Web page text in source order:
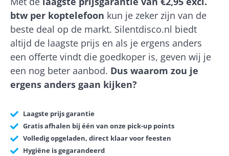
btw per koptelefoon kun je zeker zijn van de
beste deal op de markt. Silentdisco.nl biedt
altijd de laagste prijs en als je ergens anders
een offerte vindt die goedkoper is, geven wij je
een nog beter aanbod. Dus waarom zou je
ergens anders gaan kijken?
Laagste prijs garantie
Gratis afhalen bij één van onze pick-up points
Volledig opgeladen, direct klaar voor feesten
Hygiëne is gegarandeerd